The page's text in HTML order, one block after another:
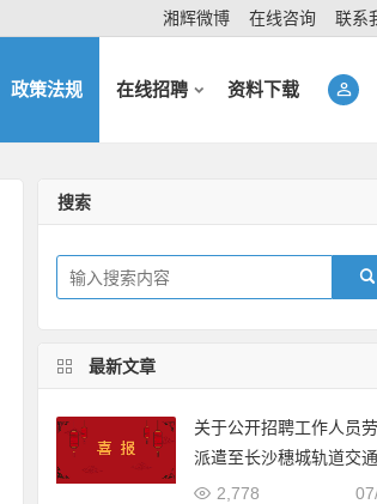
湘辉微博 在线咨询 联系
政策法规 在线招聘 资料下载
搜索
最新文章
关于公开招聘工作人员
派遣至长沙穗城轨道交通
限公司入围体检人员名
2,778